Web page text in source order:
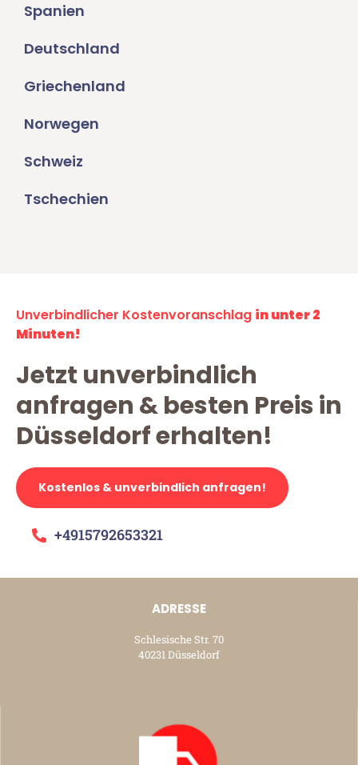
Spanien
Deutschland
Griechenland
Norwegen
Schweiz
Tschechien
Unverbindlicher Kostenvoranschlag in unter 2
Minuten!
Jetzt unverbindlich
anfragen & besten Preis in
Düsseldorf erhalten!
Kostenlos & unverbindlich anfragen!
+4915792653321
ADRESSE
Schlesische Str. 70
40231 Düsseldorf